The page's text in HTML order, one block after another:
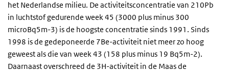
het Nederlandse milieu. De activiteitsconcentratie van 210Pb
in luchtstof gedurende week 45 (3000 plus minus 300
microBq5m-3) is de hoogste concentratie sinds 1991. Sinds
1998 is de gedeponeerde 7Be-activiteit niet meer zo hoog
geweest als die van week 43 (158 plus minus 19 Bq5m-2).
Daarnaast overschreed de 3H-activiteit in de Maas de